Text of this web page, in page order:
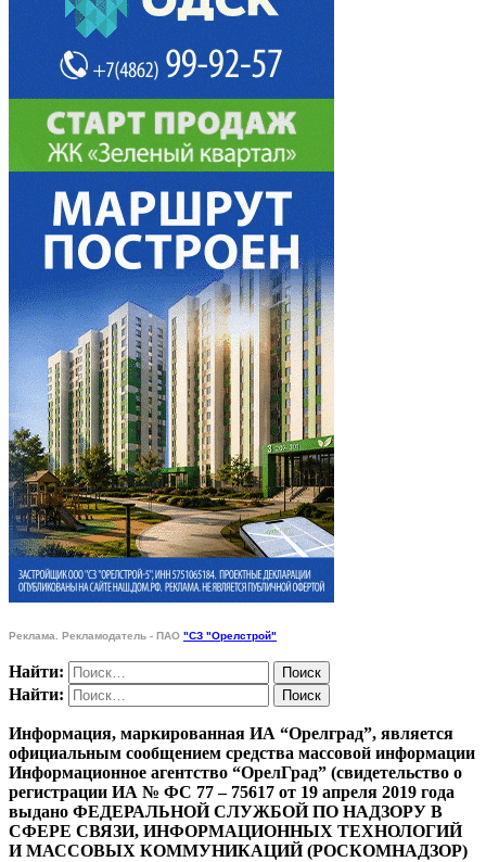
Реклама. Рекламодатель - ПАО "СЗ "Орелстрой"
Найти:
Найти:
Информация, маркированная ИА “Орелград”, является
официальным сообщением средства массовой информации
Информационное агентство “ОрелГрад” (свидетельство о
регистрации ИА № ФС 77 – 75617 от 19 апреля 2019 года
выдано ФЕДЕРАЛЬНОЙ СЛУЖБОЙ ПО НАДЗОРУ В
СФЕРЕ СВЯЗИ, ИНФОРМАЦИОННЫХ ТЕХНОЛОГИЙ
И МАССОВЫХ КОММУНИКАЦИЙ (РОСКОМНАДЗОР)